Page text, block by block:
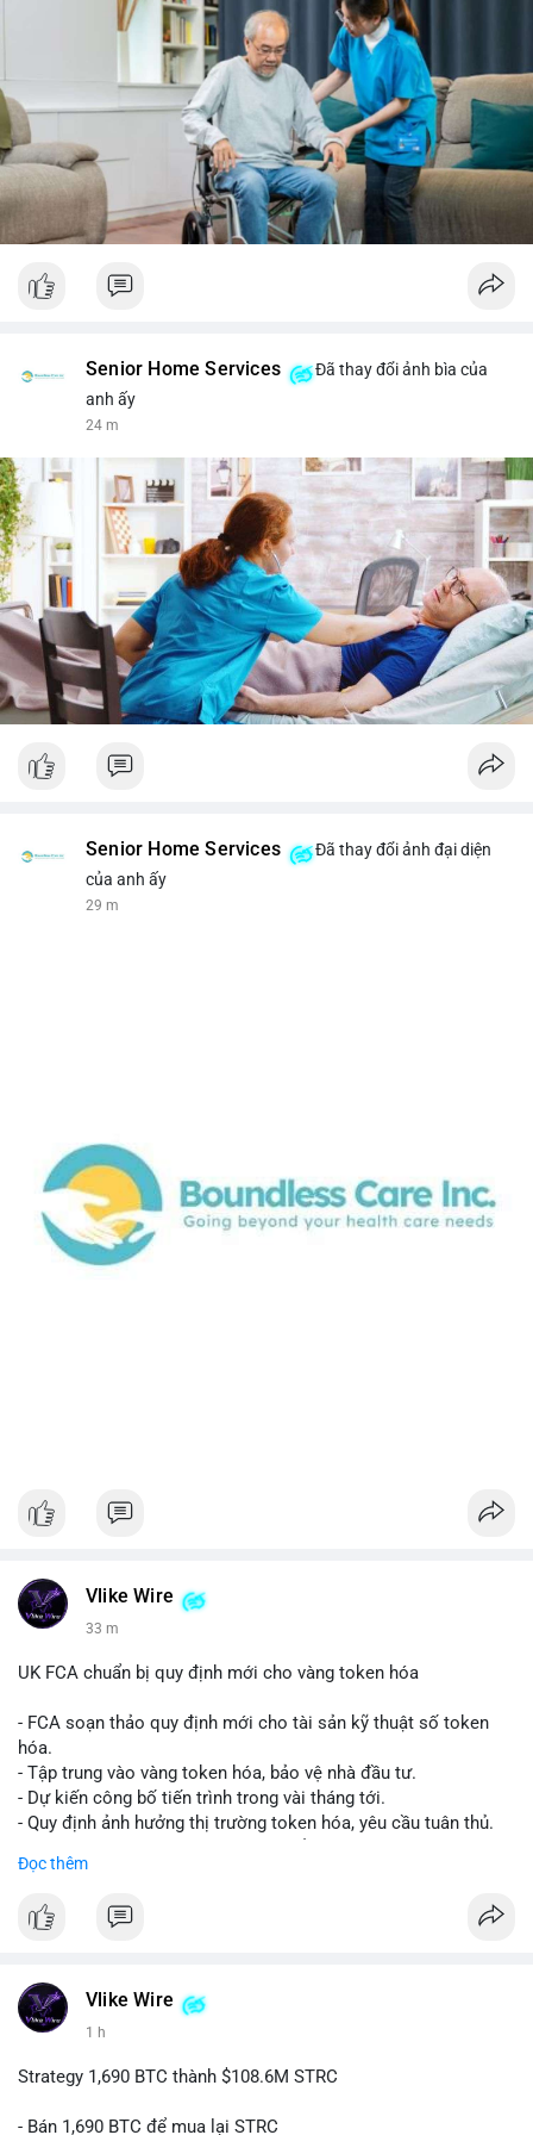
Senior Home Services
Đã thay đổi ảnh bìa của
anh ấy
24 m
Senior Home Services
Đã thay đổi ảnh đại diện
của anh ấy
29 m
Vlike Wire
33 m
UK FCA chuẩn bị quy định mới cho vàng token hóa
- FCA soạn thảo quy định mới cho tài sản kỹ thuật số token
hóa.
- Tập trung vào vàng token hóa, bảo vệ nhà đầu tư.
- Dự kiến công bố tiến trình trong vài tháng tới.
- Quy định ảnh hưởng thị trường token hóa, yêu cầu tuân thủ.
#binancesquare
#vlikevn #titanbot
Đọc thêm
Vlike Wire
1 h
Strategy 1,690 BTC thành $108.6M STRC
- Bán 1,690 BTC để mua lại STRC